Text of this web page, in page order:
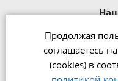
Продолжая
соглашаетесь
(cookies) вг.Ижевск,